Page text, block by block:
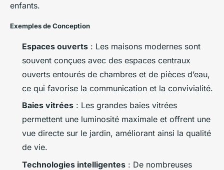
enfants.
Exemples de Conception
Espaces ouverts : Les maisons modernes sont
souvent conçues avec des espaces centraux
ouverts entourés de chambres et de pièces d’eau,
ce qui favorise la communication et la convivialité.
Baies vitrées : Les grandes baies vitrées
permettent une luminosité maximale et offrent une
vue directe sur le jardin, améliorant ainsi la qualité
de vie.
Technologies intelligentes : De nombreuses